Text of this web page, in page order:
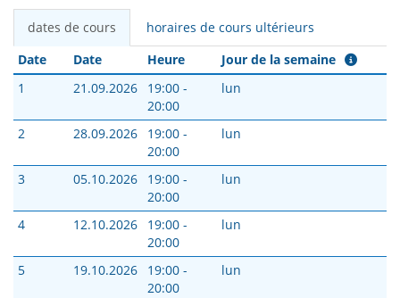
dates de cours
horaires de cours ultérieurs
Date
Date Heure
Jour de la semaine
1
21.09.2026
19:00 -
20:00
lun
2 28.09.2026
19:00 -
20:00
lun
3 05.10.2026
19:00 -
20:00
lun
4 12.10.2026
19:00 -
20:00
lun
5 19.10.2026
19:00 -
20:00
lun